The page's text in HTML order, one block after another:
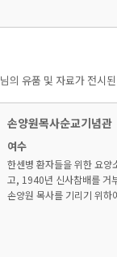
유품 및 자료가 전시
손양원목사순교기념관
여수
한센병 환자들을 위한 요양
고, 1940년 신사참배를 거
손양원 목사를 기리기 위